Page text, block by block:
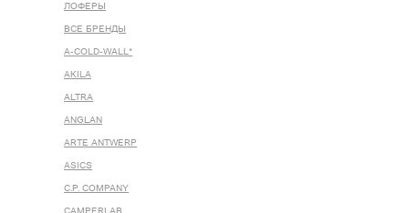
ЛОФЕРЫ
ВСЕ БРЕНДЫ
A-COLD-WALL*
AKILA
ALTRA
ANGLAN
ARTE ANTWERP
ASICS
C.P. COMPANY